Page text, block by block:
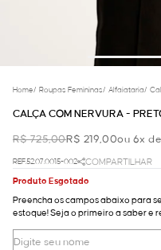
Home/ Roupas Femininas/ Alfaiataria/
CALÇA COM NERVURA -
R$ 725,00R$ 219,00ou 6x
REF.52.07.0015-002
COMPARTILHAR
Produto Esgotado
Preencha os campos abaixo para
estoque! Seja o primeiro a saber e